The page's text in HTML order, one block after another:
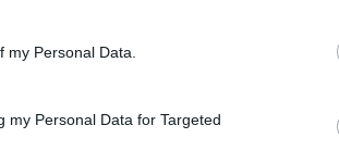
Personal Data.
my Personal Data for Targeted